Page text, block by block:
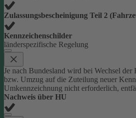
Zulassungsbescheinigung Teil 2
Kennzeichenschilder
länderspezifische Regelung
Je nach Bundesland wird bei Wechsel der
bzw. Umzug auf die Zuteilung neuer
Umkennzeichnung nicht erforderlich,
Nachweis über HU